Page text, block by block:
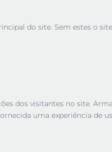
do site. Sem estes o
dos visitantes no site.
uma experiência de